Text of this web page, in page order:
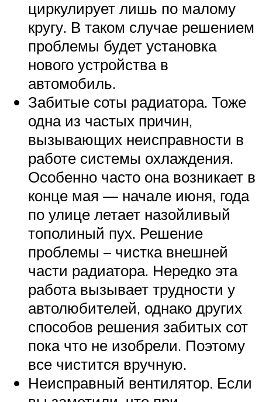
циркулирует лишь по малому
кругу. В таком случае решением
проблемы будет установка
нового устройства в
автомобиль.
Забитые соты радиатора. Тоже
одна из частых причин,
вызывающих неисправности в
работе системы охлаждения.
Особенно часто она возникает в
конце мая — начале июня, года
по улице летает назойливый
тополиный пух. Решение
проблемы – чистка внешней
части радиатора. Нередко эта
работа вызывает трудности у
автолюбителей, однако других
способов решения забитых сот
пока что не изобрели. Поэтому
все чистится вручную.
Неисправный вентилятор. Если